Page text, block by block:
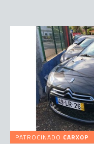
PATROCINADO CARXOP